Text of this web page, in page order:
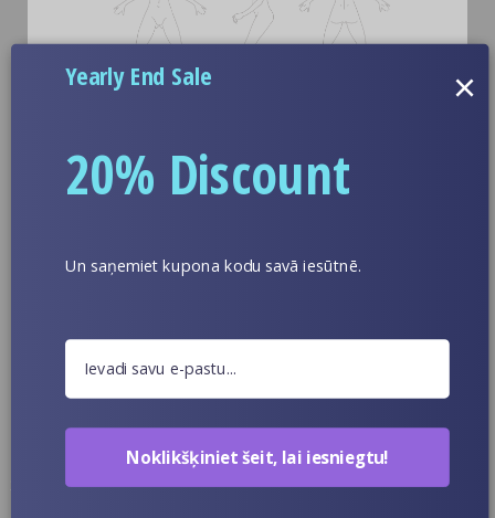
Silikonam ir izturība; seksa lelle netiek lietota; lūdzu,
iesaiņojiet to tieši tādā pašā veidā, kā tas iznāca no
dienām, ja tajā parādās krokas un krunciņas, un tā
Rūpes Par Reālistisku Seksa Lelles
Pārklājumu
to nosūta mūsu klientiem, ir silikona pārklājums, kas var
neattīrīties no
Netīriet to piespiedu kārtā, īpaši, ja grims atrodas uz
20% Discount
Yearly End Sale
Un saņemiet kupona kodu savā iesūtnē.
Noklikšķiniet šeit, lai iesniegtu!
×